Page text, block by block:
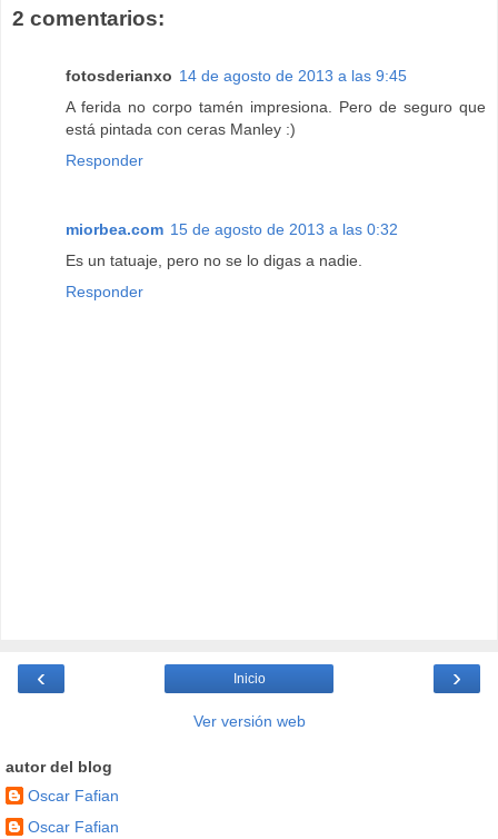
2 comentarios:
fotosderianxo 14 de agosto de 2013 a las 9:45
A ferida no corpo tamén impresiona. Pero de seguro que
está pintada con ceras Manley :)
Responder
miorbea.com 15 de agosto de 2013 a las 0:32
Es un tatuaje, pero no se lo digas a nadie.
Responder
‹ ›
Inicio
Ver versión web
autor del blog
Oscar Fafian
Oscar Fafian